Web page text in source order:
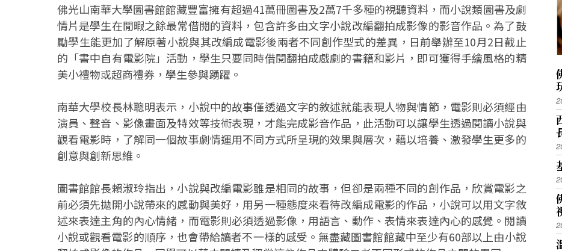
佛光山南華大學圖書館館藏豐富擁有超過41萬冊圖書及2萬7千多種的視聽資料，而小說類圖書及劇
情片是學生在閒暇之餘最常借閱的資料，包含許多由文字小說改編翻拍成影像的影音作品。為了鼓
勵學生能更加了解原著小說與其改編成電影後兩者不同創作型式的差異，日前舉辦至10月2日截止
的「書中自有電影院」活動，學生只要同時借閱翻拍成戲劇的書籍和影片，即可獲得手繪風格的精
美小禮物或超商禮券，學生參與踴躍。
南華大學校長林聰明表示，小說中的故事僅透過文字的敘述就能表現人物與情節，電影則必須經由
演員、聲音、影像畫面及特效等技術表現，才能完成影音作品，此活動可以讓學生透過閱讀小說與
觀看電影時，了解同一個故事劇情運用不同方式所呈現的效果與層次，藉以培養、激發學生更多的
創意與創新思維。
圖書館館長賴淑玲指出，小說與改編電影雖是相同的故事，但卻是兩種不同的創作品，欣賞電影之
前必須先拋開小說帶來的感動與美好，用另一種態度來看待改編成電影的作品，小說可以用文字敘
述來表達主角的內心情緒，而電影則必須透過影像，用語言、動作、表情來表達內心的感覺。閱讀
小說或觀看電影的順序，也會帶給讀者不一樣的感受。無盡藏圖書館館藏中至少有60部以上由小說